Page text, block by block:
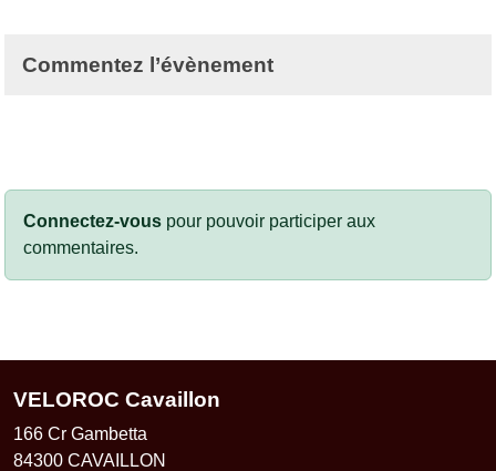
Commentez l’évènement
Connectez-vous pour pouvoir participer aux
commentaires.
VELOROC Cavaillon
166 Cr Gambetta
84300 CAVAILLON